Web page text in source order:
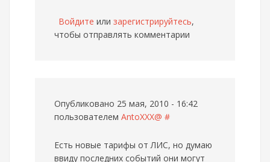
Войдите или зарегистрируйтесь,
чтобы отправлять комментарии
Опубликовано 25 мая, 2010 - 16:42
пользователем AntoXXX@ #
Есть новые тарифы от ЛИС, но думаю
ввиду последних событий они могут